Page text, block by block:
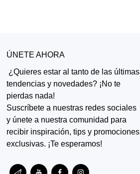
ÚNETE AHORA
¿Quieres estar al tanto de las últimas
tendencias y novedades? ¡No te
pierdas nada!
Suscríbete a nuestras redes sociales
y únete a nuestra comunidad para
recibir inspiración, tips y promociones
exclusivas. ¡Te esperamos!